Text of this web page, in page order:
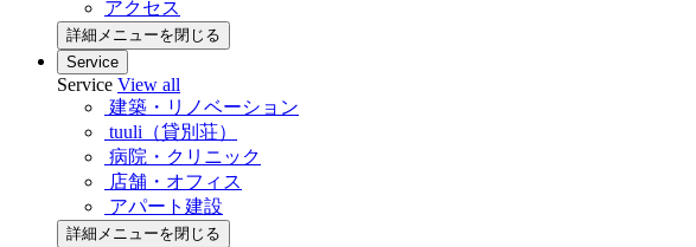
アクセス
詳細メニューを閉じる
Service
Service View all
建築・リノベーション
tuuli（貸別荘）
病院・クリニック
店舗・オフィス
アパート建設
詳細メニューを閉じる